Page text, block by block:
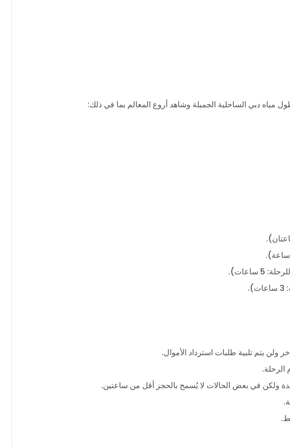
مياه دبي الساحلية الجميلة وشاهد أروع المعالم بما في ذلك:
ساعات).
ولن يتم تلبية طلبات استرداد الأموال.
ولكن في بعض الحالات لا يُسمح بالحجز أقل من ساعتين.